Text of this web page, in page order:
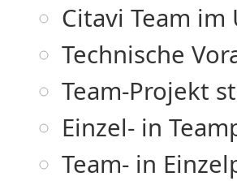
Citavi Team im
Technische
Team-Projekt
Einzel- in
Team- in